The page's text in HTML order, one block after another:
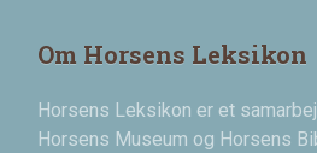
Om Horsens Leksikon
Horsens Leksikon er et
Horsens Museum og Horsens